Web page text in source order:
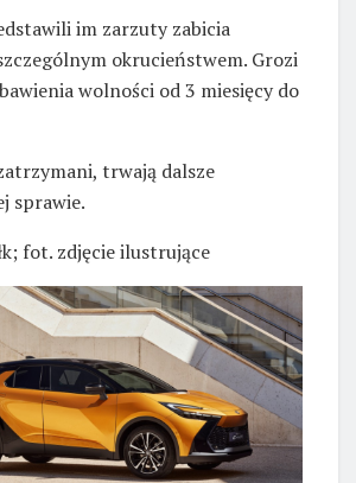
im zarzuty zabicia
okrucieństwem. Grozi
wolności od 3 miesięcy do
trwają dalsze
sprawie.
fot. zdjęcie ilustrujące